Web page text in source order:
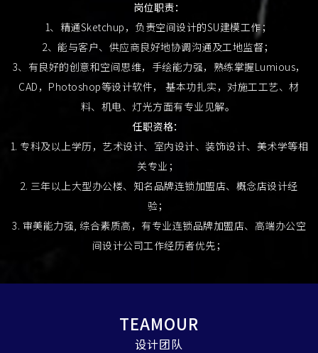
岗位职责：
1、精通Sketchup，负责空间设计的SU建模工作；
2、能与客户、供应商良好地协调沟通及工地监督；
3、有良好的创意和空间思维，手绘能力强，熟练掌握Lumious，
CAD，Photoshop等设计软件， 基本功扎实，对施工工艺、材
料、机电、灯光方面有专业见解。
任职资格：
1. 专科及以上学历，艺术设计、室内设计、装饰设计、美术学等相
关专业；
2. 三年以上大型办公楼、知名品牌连锁加盟店、概念店设计经
验；
3. 审美能力强, 综合素质高，有专业连锁品牌加盟店、高端办公空
间设计公司工作经历者优先；
TEAMOUR
设计团队